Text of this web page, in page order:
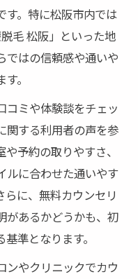
す。特に松阪市内では
毛 松阪」といった地
ではの信頼感や通いや
。
コミや体験談をチェッ
関する利用者の声を参
予約の取りやすさ、
ルに合わせた通いやす
らに、無料カウンセリ
があるかどうかも、初
準となります。
ンやクリニックでカウ